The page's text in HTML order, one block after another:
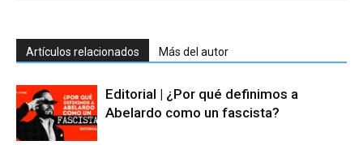
Artículos relacionados Más del autor
Editorial | ¿Por qué definimos a
Abelardo como un fascista?